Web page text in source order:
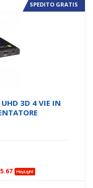
SPEDITO GRATIS
3D 4 VIE IN